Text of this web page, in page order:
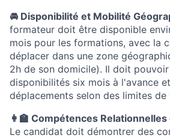
🚘 Disponibilité et Mobilité
formateur doit être disponible
mois pour les formations, avec la
déplacer dans une zone
2h de son domicile). Il doit
disponibilités six mois à l'avance
déplacements selon des limites de
👩‍🏫 Compétences
Le candidat doit démontrer des